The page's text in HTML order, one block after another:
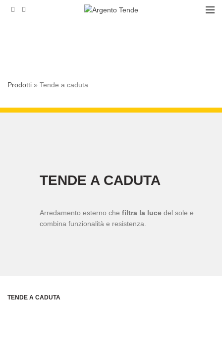
Prodotti » Tende a caduta
TENDE A CADUTA
Arredamento esterno che filtra la luce del sole e
combina funzionalità e resistenza.
TENDE A CADUTA